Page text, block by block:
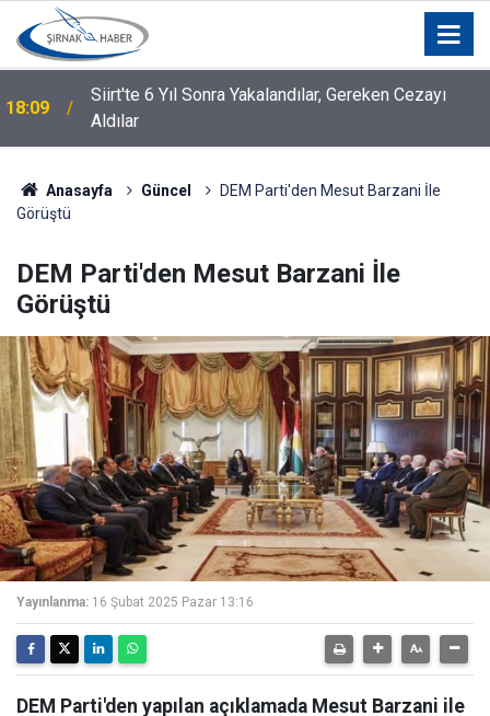
18:09
Siirt'te 6 Yıl Sonra Yakalandılar, Gereken Cezayı
Aldılar
Anasayfa Güncel
DEM Parti'den Mesut Barzani İle
Görüştü
DEM Parti'den Mesut Barzani İle
Görüştü
Yayınlanma: 16 Şubat 2025 Pazar 13:16
DEM Parti'den yapılan açıklamada Mesut Barzani ile